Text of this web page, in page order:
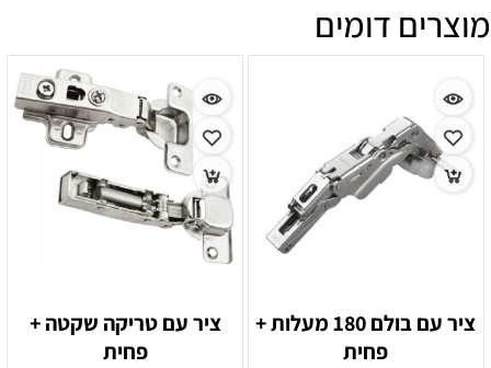
מוצרים דומים
ציר עם בולם 180 מעלות +
פחית
ציר עם טריקה שקטה +
פחית